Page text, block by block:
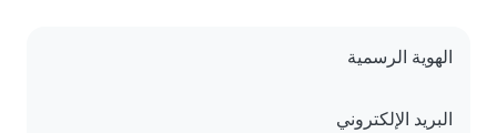
الهوية الرسمية
البريد الإلكتروني